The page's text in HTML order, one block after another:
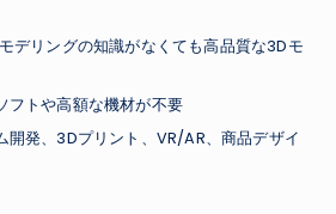
デリングの知識がなくても高品質な3Dモ
フトや高額な機材が不要
開発、3Dプリント、VR/AR、商品デザイ